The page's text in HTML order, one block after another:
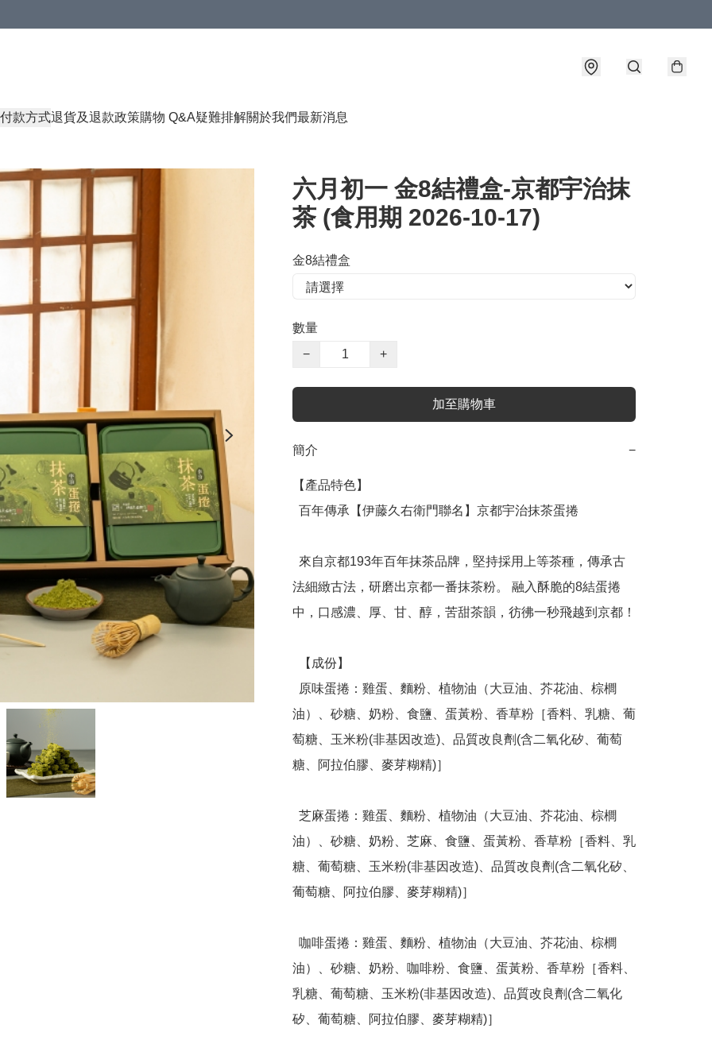
付款方式退貨及退款政策購物 Q&A疑難排解關於我們最新消息
六月初一 金8結禮盒-京都宇治抹
茶 (食用期 2026-10-17)
金8結禮盒
數量
−
+
加至購物車
簡介 −
【產品特色】
法細緻古法，研磨出京都一番抹茶粉。 融入酥脆的8結蛋捲
中，口感濃、厚、甘、醇，苦甜茶韻，彷彿一秒飛越到京都！
油）、砂糖、奶粉、食鹽、蛋黃粉、香草粉［香料、乳糖、葡
萄糖、玉米粉(非基因改造)、品質改良劑(含二氧化矽、葡萄
糖、阿拉伯膠、麥芽糊精)］
油）、砂糖、奶粉、芝麻、食鹽、蛋黃粉、香草粉［香料、乳
糖、葡萄糖、玉米粉(非基因改造)、品質改良劑(含二氧化矽、
葡萄糖、阿拉伯膠、麥芽糊精)］
油）、砂糖、奶粉、咖啡粉、食鹽、蛋黃粉、香草粉［香料、
乳糖、葡萄糖、玉米粉(非基因改造)、品質改良劑(含二氧化
矽、葡萄糖、阿拉伯膠、麥芽糊精)］